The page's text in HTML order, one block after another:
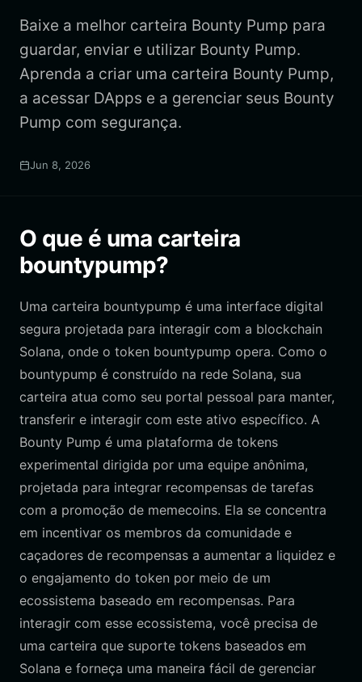
Baixe a melhor carteira Bounty Pump para
guardar, enviar e utilizar Bounty Pump.
Aprenda a criar uma carteira Bounty Pump,
a acessar DApps e a gerenciar seus Bounty
Pump com segurança.
Jun 8, 2026
O que é uma carteira
bountypump?
Uma carteira bountypump é uma interface digital
segura projetada para interagir com a blockchain
Solana, onde o token bountypump opera. Como o
bountypump é construído na rede Solana, sua
carteira atua como seu portal pessoal para manter,
transferir e interagir com este ativo específico. A
Bounty Pump é uma plataforma de tokens
experimental dirigida por uma equipe anônima,
projetada para integrar recompensas de tarefas
com a promoção de memecoins. Ela se concentra
em incentivar os membros da comunidade e
caçadores de recompensas a aumentar a liquidez e
o engajamento do token por meio de um
ecossistema baseado em recompensas. Para
interagir com esse ecossistema, você precisa de
uma carteira que suporte tokens baseados em
Solana e forneça uma maneira fácil de gerenciar